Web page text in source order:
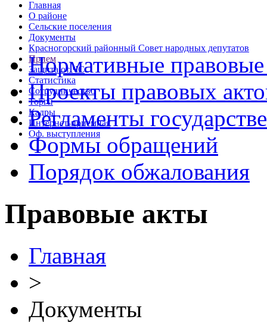
Главная
О районе
Сельские поселения
Документы
Красногорский районный Совет народных депутатов
Прием
Защита от ЧС
Статистика
Сотрудничество
Торги
Кадры
Интернет-приемная
Оф. выступления
Нормативные
Проекты правовых
Регламенты
Формы обращений
Порядок обжалования
Правовые акты
Главная
>
Документы